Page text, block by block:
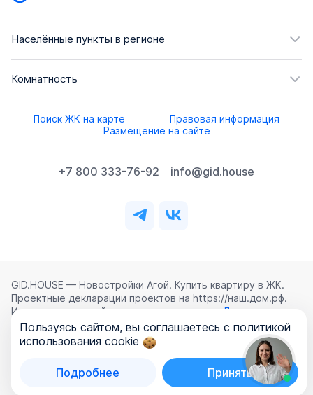
Населённые пункты в регионе
Комнатность
Поиск ЖК на карте
Правовая информация
Размещение на сайте
+7 800 333-76-92 info@gid.house
GID.HOUSE — Новостройки Агой. Купить квартиру в ЖК.
Проектные декларации проектов на https://наш.дом.рф.
Использование сайта означает согласие с
Лицензионным
соглашением ,Политикой конфиденциальностии
Политикой обработки персональных данных
ООО «ГИД.ХАУЗ»
Пользуясь сайтом, вы соглашаетесь с политикой
использования cookie
Подробнее Принять